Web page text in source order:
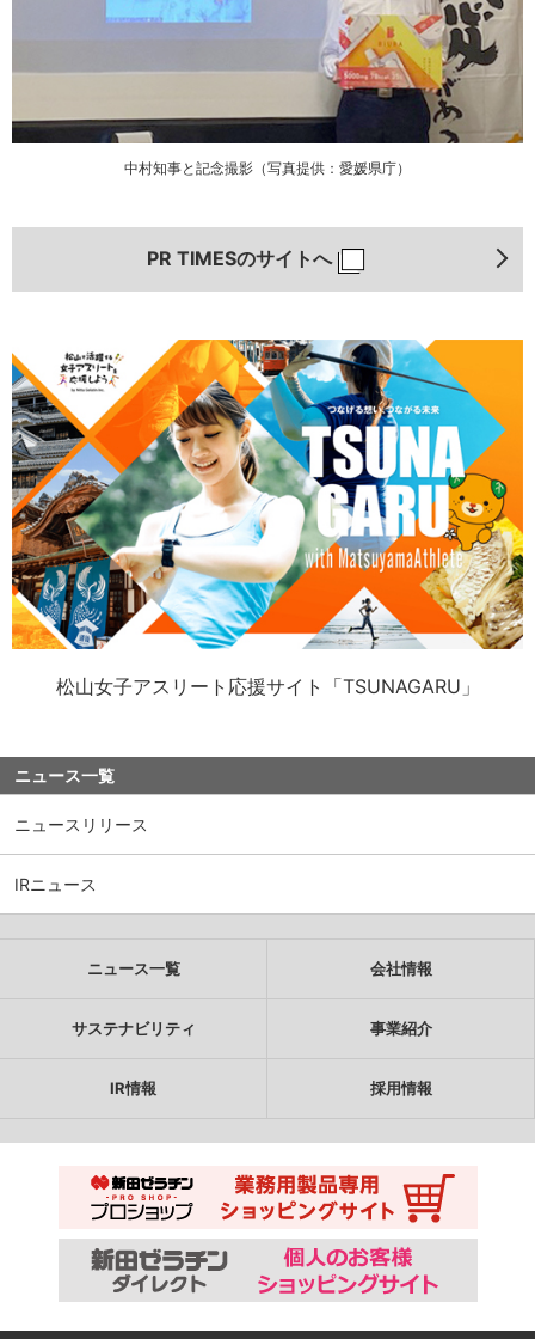
ニュース一覧
ニュースリリース
IRニュース
中村知事と記念撮影（写真提供：愛媛県庁）
PR TIMESのサイトへ
松山女子アスリート応援サイト「TSUNAGARU」
ニュース一覧 会社情報
サステナビリティ 事業紹介
IR情報 採用情報